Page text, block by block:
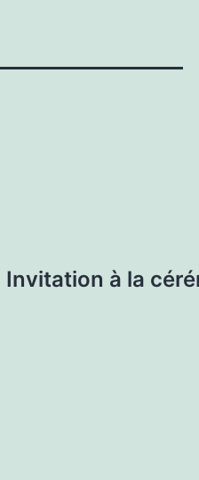
Invitation à la